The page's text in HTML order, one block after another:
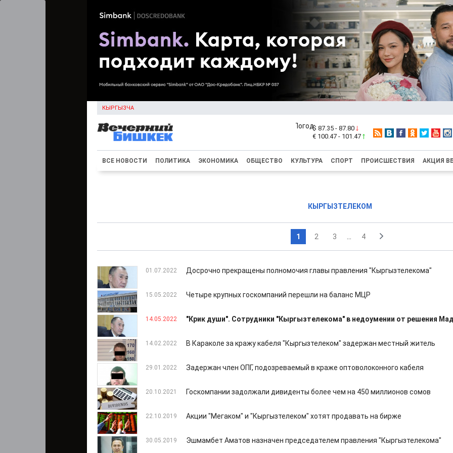
КЫРГЫЗЧА
$ 87.35 - 87.80
€ 100.47 - 101.47
ВСЕ НОВОСТИ ПОЛИТИКА ЭКОНОМИКА ОБЩЕСТВО КУЛЬТУРА СПОРТ ПРОИСШЕСТВИЯ АКЦИЯ
КЫРГЫЗТЕЛЕКОМ
1 2 3 4
01.07.2022 Досрочно прекращены полномочия главы правления "Кыргызтелекома"
15.05.2022 Четыре крупных госкомпаний перешли на баланс МЦР
14.05.2022 "Крик души". Сотрудники "Кыргызтелекома" в недоумении от решения
14.02.2022 В Караколе за кражу кабеля "Кыргызтелеком" задержан местный житель
29.01.2022 Задержан член ОПГ, подозреваемый в краже оптоволоконного кабеля
20.10.2021 Госкомпании задолжали дивиденты более чем на 450 миллионов сомов
22.10.2019 Акции "Мегаком" и "Кыргызтелеком" хотят продавать на бирже
30.05.2019 Эшмамбет Аматов назначен председателем правления "Кыргызтелекома"